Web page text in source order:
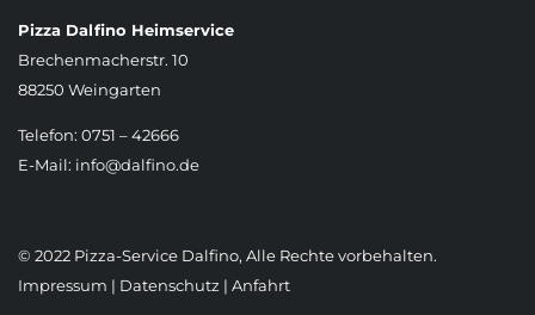
Pizza Dalfino Heimservice
Brechenmacherstr. 10
88250 Weingarten
Telefon: 0751 – 42666
E-Mail: info@dalfino.de
© 2022 Pizza-Service Dalfino, Alle Rechte vorbehalten.
Impressum | Datenschutz | Anfahrt